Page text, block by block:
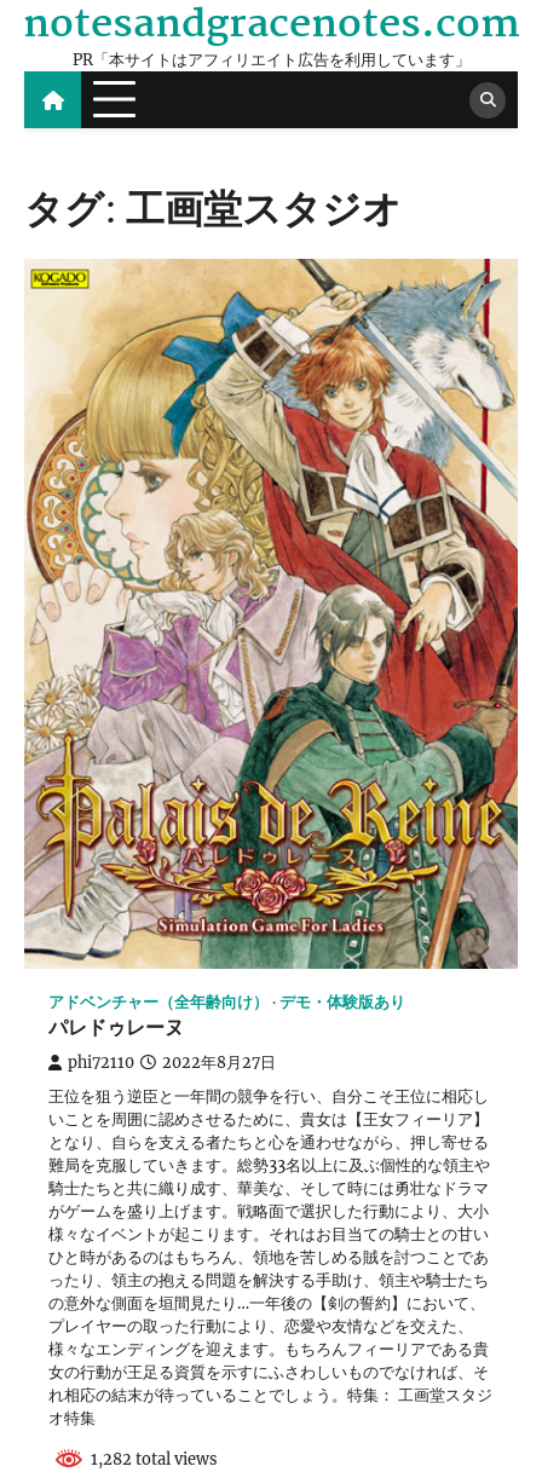
Skip
content
notesandgracenotes.com
PR「本サイトはアフィリエイト広告を利用しています」
タグ:工画堂スタジオ
アドベンチャー（全年齢向け） デモ・体験版あり
パレドゥレーヌ
phi72110 2022年8月27日
王位を狙う逆臣と一年間の競争を行い、自分こそ王位に相応し
いことを周囲に認めさせるために、貴女は【王女フィーリア】
となり、自らを支える者たちと心を通わせながら、押し寄せる
難局を克服していきます。総勢33名以上に及ぶ個性的な領主や
騎士たちと共に織り成す、華美な、そして時には勇壮なドラマ
がゲームを盛り上げます。戦略面で選択した行動により、大小
様々なイベントが起こります。それはお目当ての騎士との甘い
ひと時があるのはもちろん、領地を苦しめる賊を討つことであ
ったり、領主の抱える問題を解決する手助け、領主や騎士たち
の意外な側面を垣間見たり…一年後の【剣の誓約】において、
プレイヤーの取った行動により、恋愛や友情などを交えた、
様々なエンディングを迎えます。もちろんフィーリアである貴
女の行動が王足る資質を示すにふさわしいものでなければ、そ
れ相応の結末が待っていることでしょう。特集： 工画堂スタジ
オ特集
1,282 total views